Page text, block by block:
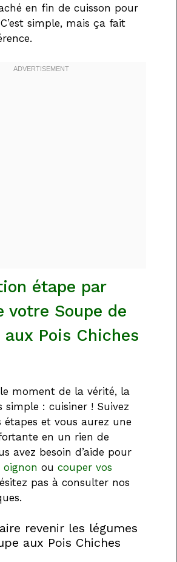
en fin de cuisson pour
simple, mais ça fait
étape par
votre Soupe de
Pois Chiches
moment de la vérité, la
simple : cuisiner ! Suivez
étapes et vous aurez une
en un rien de
avez besoin d’aide pour
ou couper vos
pas à consulter nos
revenir les légumes
aux Pois Chiches